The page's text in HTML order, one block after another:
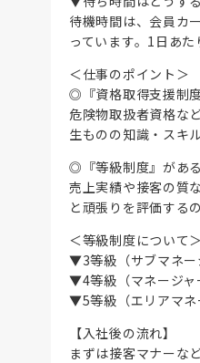
待機時間は、会員カ
っています。1日あ
＜仕事のポイント＞
◎『資格取得支援制
危険物取扱者資格な
生ものの知識・スキ
◎『等級制度』があ
売上実績や接客の質
と頑張りを評価する
＜等級制度について＞
▼3等級（サブマネー
▼4等級（マネージ
▼5等級（エリアマネ
【入社後の流れ】
まずは接客マナーな